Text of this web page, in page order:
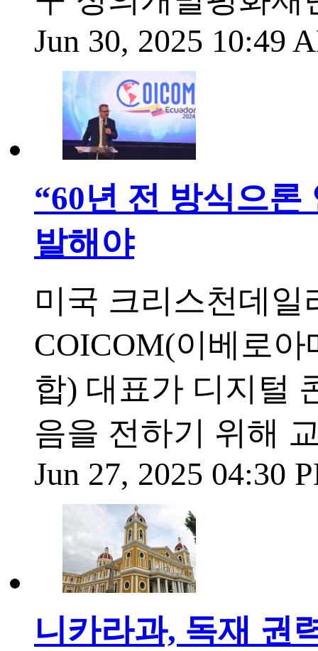
Jun 30, 2025 10:49
“60년 전 방식으
발해야
미국 크리스천데
COICOM(이베로
합) 대표가 디지털
음을 전하기 위해
Jun 27, 2025 04:30
니카라과, 독재 권